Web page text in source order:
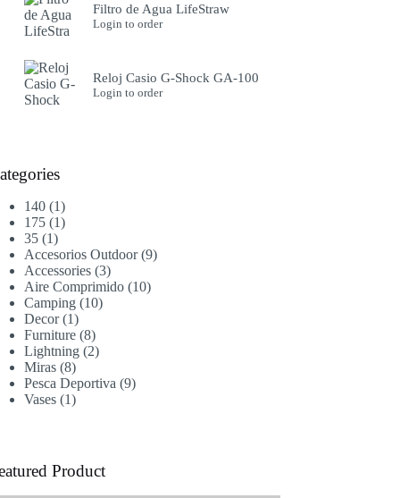
Filtro de Agua LifeStraw
Login to order
Reloj Casio G-Shock GA-100
Login to order
140 11
producto
175 11
35 11
producto
Accesorios Outdoor 99
Accessories 33
productos
Aire Comprimido 1010
Camping 1010
Decor 11
producto
Furniture 88
productos
Lightning 22
Miras 88
productos
Pesca Deportiva 99
Vases 11
Product